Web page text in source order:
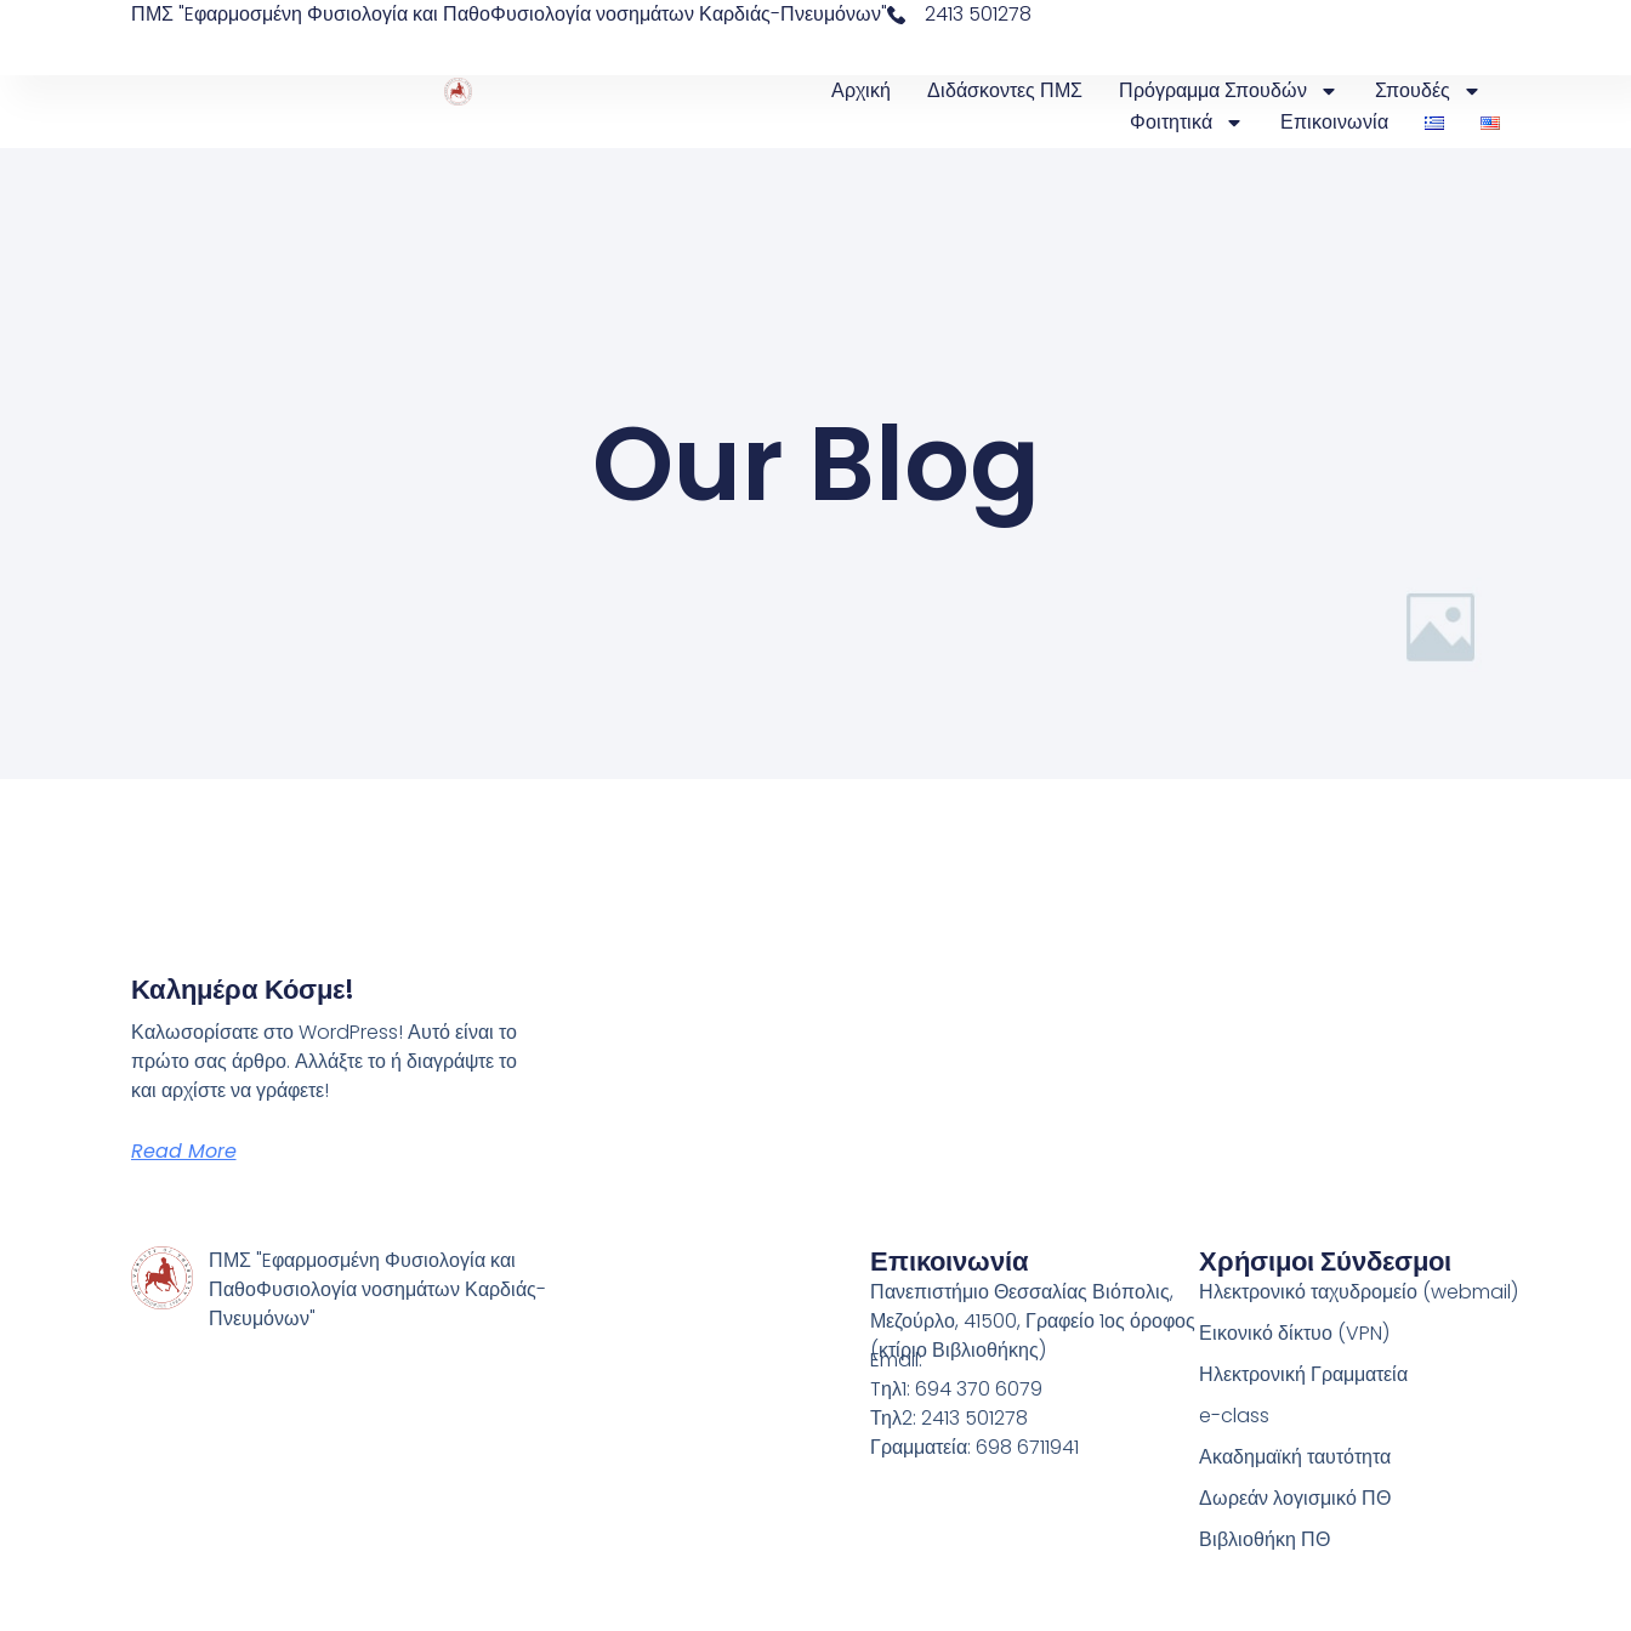
ΠΜΣ "Eφαρμοσμένη Φυσιολογία και ΠαθοΦυσιολογία νοσημάτων Καρδιάς-Πνευμόνων" 2413 501278
Αρχική Διδάσκοντες ΠΜΣ Πρόγραμμα Σπουδών
Σπουδές
Φοιτητικά
Επικοινωνία
Our Blog
Καλημέρα Κόσμε!
Καλωσορίσατε στο WordPress! Αυτό είναι το
πρώτο σας άρθρο. Αλλάξτε το ή διαγράψτε το
και αρχίστε να γράφετε!
Read More
ΠΜΣ "Eφαρμοσμένη Φυσιολογία και
ΠαθοΦυσιολογία νοσημάτων Καρδιάς-
Πνευμόνων"
Επικοινωνία
Πανεπιστήμιο Θεσσαλίας Βιόπολις,
Μεζούρλο, 41500, Γραφείο 1ος όροφος
(κτίριο Βιβλιοθήκης)
Email:
Tηλ1: 694 370 6079
Τηλ2: 2413 501278
Γραμματεία: 698 6711941
Χρήσιμοι Σύνδεσμοι
Ηλεκτρονικό ταχυδρομείο (webmail)
Εικονικό δίκτυο (VPN)
Ηλεκτρονική Γραμματεία
e-class
Ακαδημαϊκή ταυτότητα
Δωρεάν λογισμικό ΠΘ
Βιβλιοθήκη ΠΘ